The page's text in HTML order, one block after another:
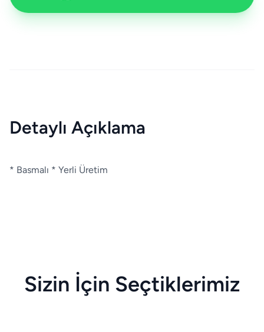
Detaylı Açıklama
* Basmalı * Yerli Üretim
Sizin İçin Seçtiklerimiz